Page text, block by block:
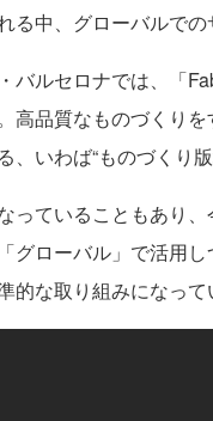
る中、グローバルで
バルセロナでは、「
高品質なものづくり
、いわば“ものづくり
っていることもあり
グローバル」で活用
的な取り組みになって